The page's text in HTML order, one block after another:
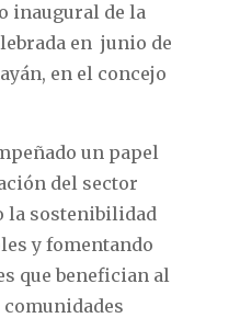
inaugural de la
en junio de
en el concejo
un papel
del sector
la sostenibilidad
y fomentando
que benefician al
comunidades